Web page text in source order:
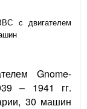
с двигателем
Gnome-
– 1941 гг.
30 машин